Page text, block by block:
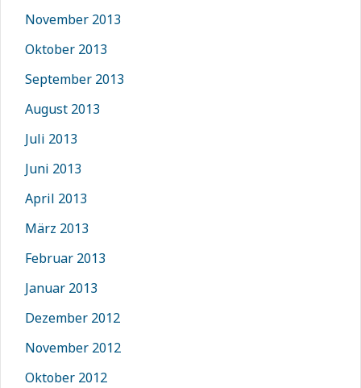
November 2013
Oktober 2013
September 2013
August 2013
Juli 2013
Juni 2013
April 2013
März 2013
Februar 2013
Januar 2013
Dezember 2012
November 2012
Oktober 2012